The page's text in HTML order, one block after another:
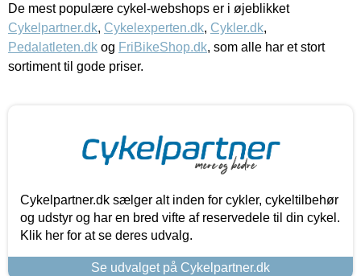
De mest populære cykel-webshops er i øjeblikket
Cykelpartner.dk, Cykelexperten.dk, Cykler.dk,
Pedalatleten.dk og FriBikeShop.dk, som alle har et stort
sortiment til gode priser.
Cykelpartner.dk sælger alt inden for cykler, cykeltilbehør
og udstyr og har en bred vifte af reservedele til din cykel.
Klik her for at se deres udvalg.
Se udvalget på Cykelpartner.dk